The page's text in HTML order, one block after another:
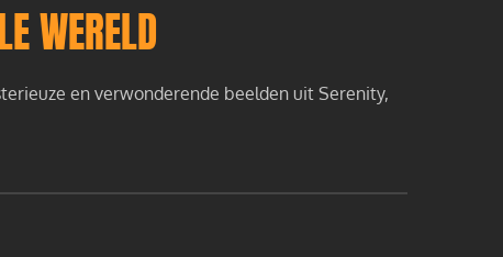
WERELD
en verwonderende beelden uit Serenity,